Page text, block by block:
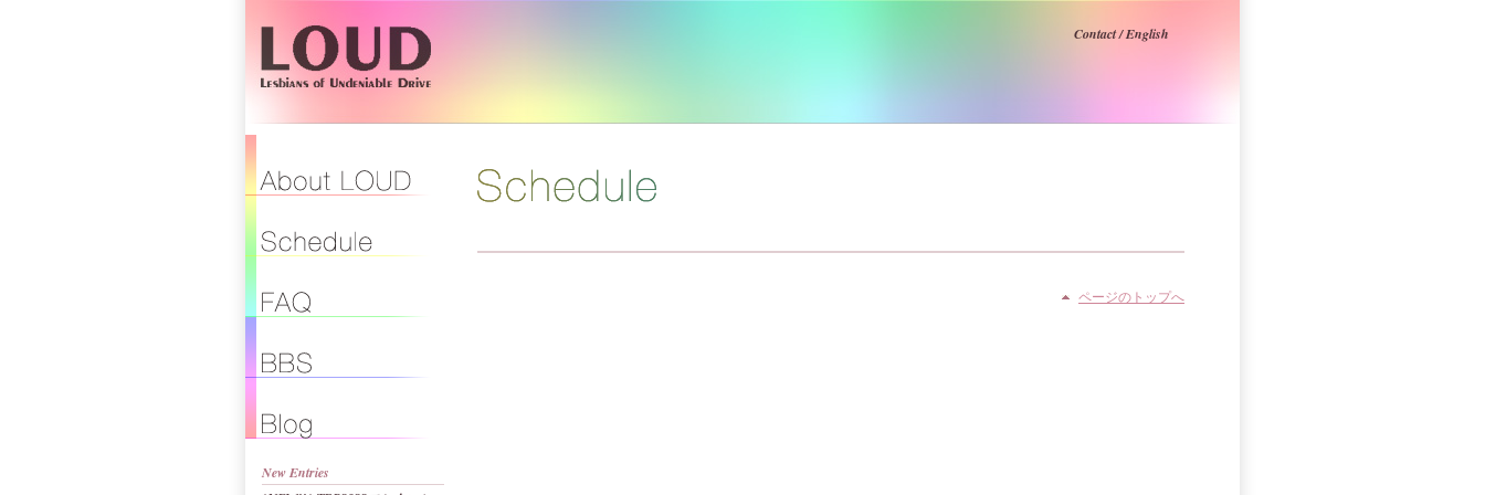
Contact/English
ページのトップへ
New Entries